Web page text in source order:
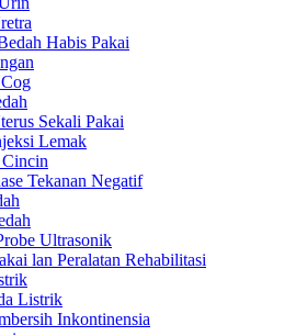
Habis Pakai
Sekali Pakai
Lemak
Tekanan Negatif
Ultrasonik
lan Peralatan Rehabilitasi
Listrik
Inkontinensia